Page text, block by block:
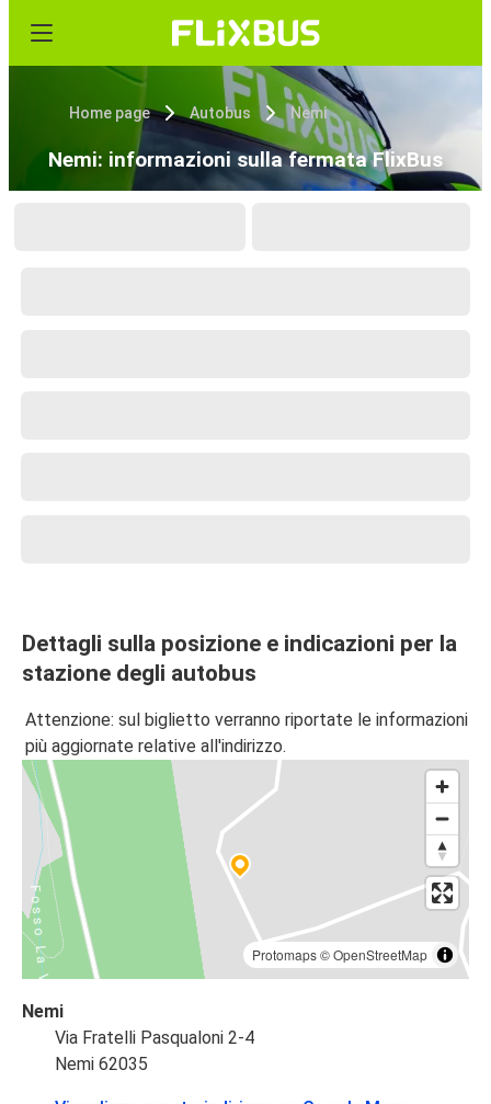
Home page Autobus Nemi
Nemi: informazioni sulla fermata FlixBus
Dettagli sulla posizione e indicazioni per la
stazione degli autobus
Attenzione: sul biglietto verranno riportate le informazioni
più aggiornate relative all'indirizzo.
Protomaps©OpenStreetMap
Nemi
Via Fratelli Pasqualoni 2-4
Nemi 62035